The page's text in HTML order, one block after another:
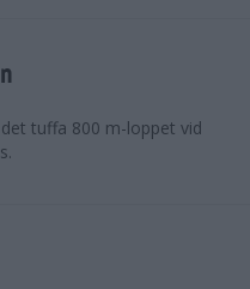
tuffa 800 m-loppet vid